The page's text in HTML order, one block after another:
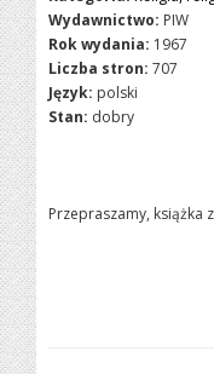
Wydawnictwo: PIW
Rok wydania: 1967
Liczba stron: 707
Język: polski
Stan: dobry
Przepraszamy, książka